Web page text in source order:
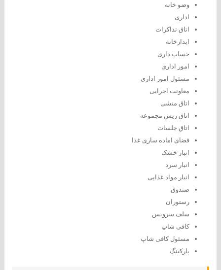
وضو خانه
اداری
اتاق تداکرات
ابدارخانه
حساب داری
امور اداری
مسئول امور اداری
معاونت اجرایی
اتاق منشی
اتاق ریس مجموعه
اتاق جلسات
فضای اماده ساری غذا
انبار خشک
انبار سرد
انبار مواد غذایی
صندوق
رستوران
سلف سرویس
کافی شاپ
مسئول کافی شاپ
پارکینگ